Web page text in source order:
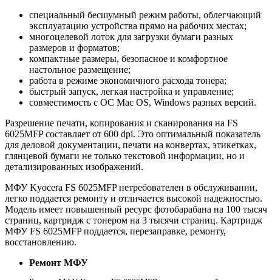
специальный бесшумный режим работы, облегчающий
эксплуатацию устройства прямо на рабочих местах;
многоцелевой лоток для загрузки бумаги разных
размеров и форматов;
компактные размеры, безопасное и комфортное
настольное размещение;
работа в режиме экономичного расхода тонера;
быстрый запуск, легкая настройка и управление;
совместимость с ОС Mac OS, Windows разных версий.
Разрешение печати, копирования и сканирования на FS
6025MFP составляет от 600 dpi. Это оптимальный показатель
для деловой документации, печати на конвертах, этикетках,
глянцевой бумаги не только текстовой информации, но и
детализированных изображений.
МФУ Kyocera FS 6025MFP нетребователен в обслуживании,
легко поддается ремонту и отличается высокой надежностью.
Модель имеет повышенный ресурс фотобарабана на 100 тысяч
страниц, картридж с тонером на 3 тысячи страниц. Картридж
МФУ FS 6025MFP поддается, перезаправке, ремонту,
восстановлению.
Ремонт МФУ